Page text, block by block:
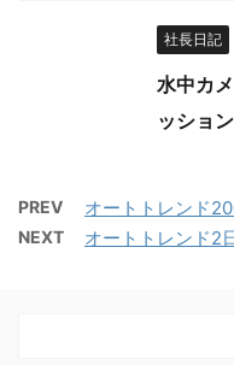
社長日記
水中カ
ッション
PREV オートトレンド
NEXT オートトレンド2